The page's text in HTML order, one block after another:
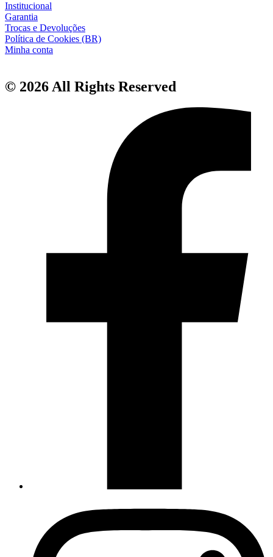
Institucional
Garantia
Trocas e Devoluções
Política de Cookies (BR)
Minha conta
© 2026 All Rights Reserved